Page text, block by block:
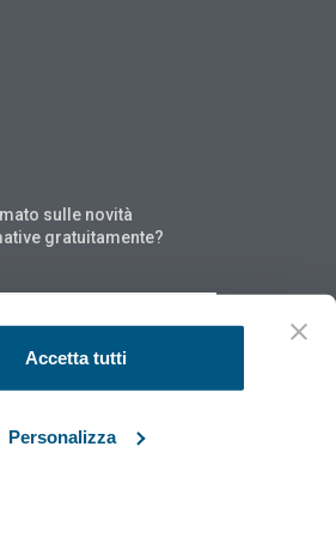
Accetta tutti
Personalizza
sulle novità
gratuitamente?